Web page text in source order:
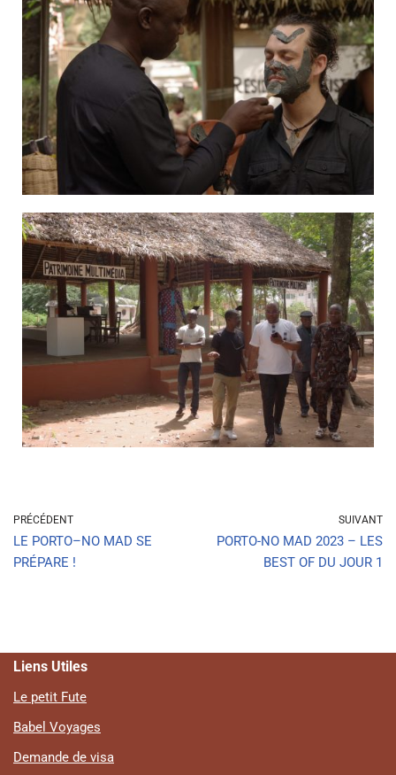
PRÉCÉDENT
LE PORTO–NO MAD SE
PRÉPARE !
SUIVANT
PORTO-NO MAD 2023 – LES
BEST OF DU JOUR 1
Liens Utiles
Le petit Fute
Babel Voyages
Demande de visa